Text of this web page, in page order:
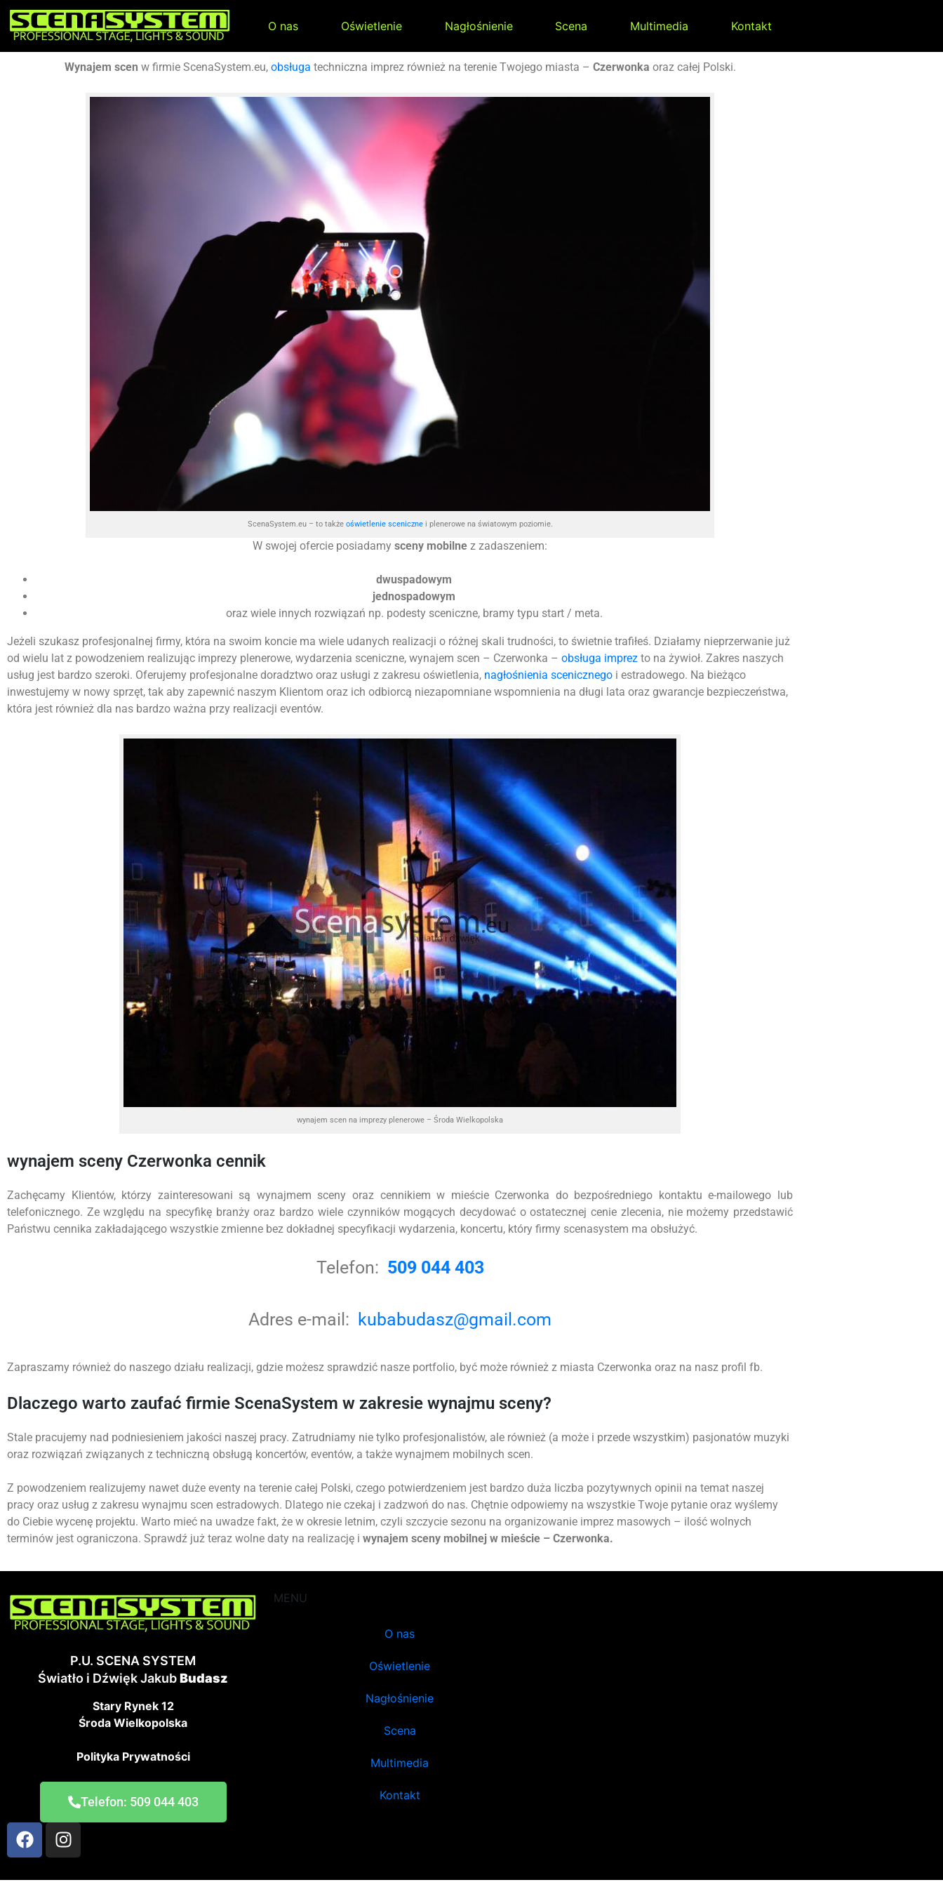
O nas Oświetlenie Nagłośnienie Scena Multimedia Kontakt
Wynajem scen w firmie ScenaSystem.eu, obsługa techniczna imprez również na terenie Twojego miasta – Czerwonka oraz całej Polski.
ScenaSystem.eu – to także oświetlenie scenicznei plenerowe na światowym poziomie.
W swojej ofercie posiadamy sceny mobilne z zadaszeniem:
dwuspadowym
jednospadowym
oraz wiele innych rozwiązań np. podesty sceniczne, bramy typu start / meta.
Jeżeli szukasz profesjonalnej firmy, która na swoim koncie ma wiele udanych realizacji o różnej skali trudności, to świetnie trafiłeś. Działamy nieprzerwanie już
od wielu lat z powodzeniem realizując imprezy plenerowe, wydarzenia sceniczne, wynajem scen – Czerwonka – obsługa imprez to na żywioł. Zakres naszych
usług jest bardzo szeroki. Oferujemy profesjonalne doradztwo oraz usługi z zakresu oświetlenia, nagłośnienia scenicznego i estradowego. Na bieżąco
inwestujemy w nowy sprzęt, tak aby zapewnić naszym Klientom oraz ich odbiorcą niezapomniane wspomnienia na długi lata oraz gwarancje bezpieczeństwa,
która jest również dla nas bardzo ważna przy realizacji eventów.
wynajem scen na imprezy plenerowe – Środa Wielkopolska
wynajem sceny Czerwonka cennik
Zachęcamy Klientów, którzy zainteresowani są wynajmem sceny oraz cennikiem w mieście Czerwonka do bezpośredniego kontaktu e-mailowego lub
telefonicznego. Ze względu na specyfikę branży oraz bardzo wiele czynników mogących decydować o ostatecznej cenie zlecenia, nie możemy przedstawić
Państwu cennika zakładającego wszystkie zmienne bez dokładnej specyfikacji wydarzenia, koncertu, który firmy scenasystem ma obsłużyć.
Telefon: 509 044 403
Adres e-mail: kubabudasz@gmail.com
Zapraszamy również do naszego działu realizacji, gdzie możesz sprawdzić nasze portfolio, być może również z miasta Czerwonka oraz na nasz profil fb.
Dlaczego warto zaufać firmie ScenaSystem w zakresie wynajmu sceny?
Stale pracujemy nad podniesieniem jakości naszej pracy. Zatrudniamy nie tylko profesjonalistów, ale również (a może i przede wszystkim) pasjonatów muzyki
oraz rozwiązań związanych z techniczną obsługą koncertów, eventów, a także wynajmem mobilnych scen.
Z powodzeniem realizujemy nawet duże eventy na terenie całej Polski, czego potwierdzeniem jest bardzo duża liczba pozytywnych opinii na temat naszej
pracy oraz usług z zakresu wynajmu scen estradowych. Dlatego nie czekaj i zadzwoń do nas. Chętnie odpowiemy na wszystkie Twoje pytanie oraz wyślemy
do Ciebie wycenę projektu. Warto mieć na uwadze fakt, że w okresie letnim, czyli szczycie sezonu na organizowanie imprez masowych – ilość wolnych
terminów jest ograniczona. Sprawdź już teraz wolne daty na realizację i wynajem sceny mobilnej w mieście – Czerwonka.
P.U. SCENA SYSTEM
Światło i Dźwięk JakubBudasz
Stary Rynek 12
Środa Wielkopolska
Polityka Prywatności
Telefon: 509 044 403
MENU
O nas
Oświetlenie
Nagłośnienie
Scena
Multimedia
Kontakt